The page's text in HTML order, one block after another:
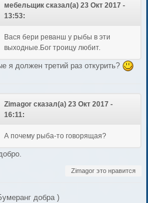
мебельщик сказал(а) 23 Окт 2017 -
13:53:
Вася бери реванш у рыбы в эти
выходные.Бог троицу любит.
я должен третий раз откурить?
Zimagor сказал(а) 23 Окт 2017 -
16:11:
А почему рыба-то говорящая?
Zimagor это нравится
добра )